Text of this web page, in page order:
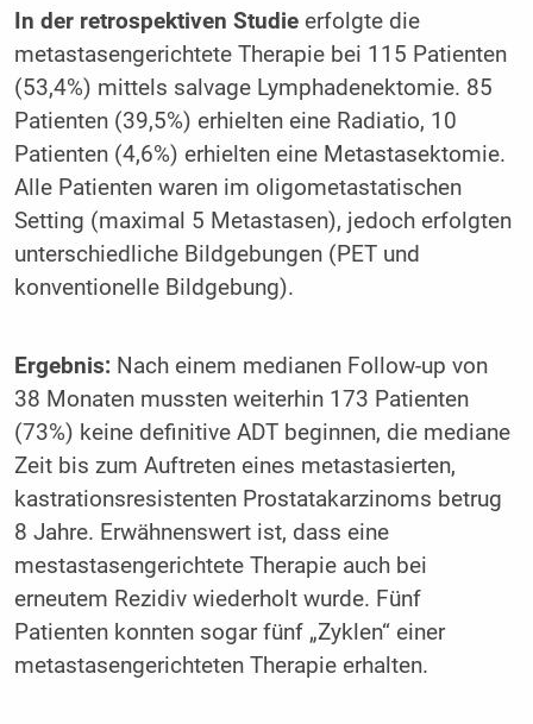
In der retrospektiven Studieerfolgte die
metastasengerichtete Therapie bei 115 Patienten
(53,4%) mittels salvage Lymphadenektomie. 85
Patienten (39,5%) erhielten eine Radiatio, 10
Patienten (4,6%) erhielten eine Metastasektomie.
Alle Patienten waren im oligometastatischen
Setting (maximal 5 Metastasen), jedoch erfolgten
unterschiedliche Bildgebungen (PET und
konventionelle Bildgebung).
Ergebnis:Nach einem medianen Follow-up von
38 Monaten mussten weiterhin 173 Patienten
(73%) keine definitive ADT beginnen, die mediane
Zeit bis zum Auftreten eines metastasierten,
kastrationsresistenten Prostatakarzinoms betrug
8 Jahre. Erwähnenswert ist, dass eine
mestastasengerichtete Therapie auch bei
erneutem Rezidiv wiederholt wurde. Fünf
Patienten konnten sogar fünf „Zyklen“ einer
metastasengerichteten Therapie erhalten.